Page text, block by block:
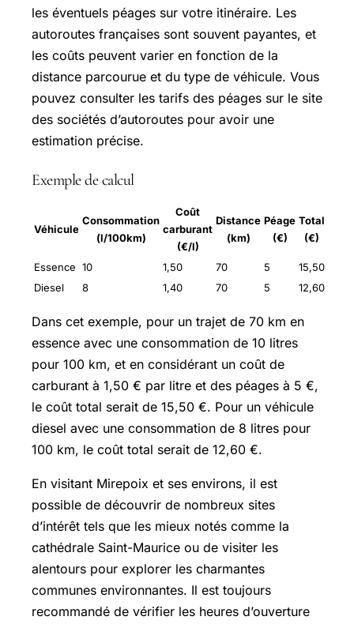
les éventuels péages sur votre itinéraire. Les
autoroutes françaises sont souvent payantes, et
les coûts peuvent varier en fonction de la
distance parcourue et du type de véhicule. Vous
pouvez consulter les tarifs des péages sur le site
des sociétés d’autoroutes pour avoir une
estimation précise.
Exemple de calcul
Véhicule
Consommation
(l/100km)
Coût
carburant
(€/l)
Distance
(km)
Péage
(€)
Total
(€)
Essence 10 1,50 70 5
15,50
Diesel
8 1,40 70 5 12,60
Dans cet exemple, pour un trajet de 70 km en
essence avec une consommation de 10 litres
pour 100 km, et en considérant un coût de
carburant à 1,50 € par litre et des péages à 5 €,
le coût total serait de 15,50 €. Pour un véhicule
diesel avec une consommation de 8 litres pour
100 km, le coût total serait de 12,60 €.
En visitant Mirepoix et ses environs, il est
possible de découvrir de nombreux sites
d’intérêt tels que les mieux notés comme la
cathédrale Saint-Maurice ou de visiter les
alentours pour explorer les charmantes
communes environnantes. Il est toujours
recommandé de vérifier les heures d’ouverture